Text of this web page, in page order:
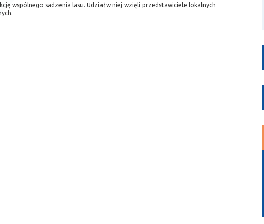
wspólnego sadzenia lasu. Udział w niej wzięli przedstawiciele lokalnych